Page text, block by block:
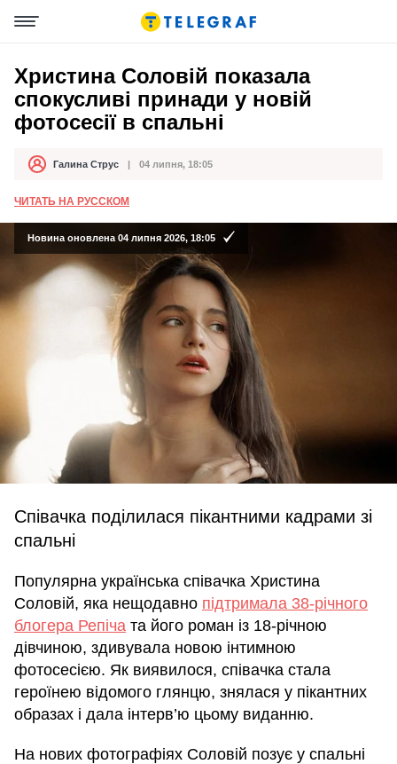
Христина Соловій показала
спокусливі принади у новій
фотосесії в спальні
АвторГалина Струс
Дата публікації 04 липня, 18:05
ЧИТАТЬ НА РУССКОМ
Новина оновлена 04 липня 2026, 18:05
Співачка поділилася пікантними кадрами зі
спальні
Популярна українська співачка Христина
Соловій, яка нещодавно підтримала 38-річного
блогера Репіча та його роман із 18-річною
дівчиною, здивувала новою інтимною
фотосесією. Як виявилося, співачка стала
героїнею відомого глянцю, знялася у пікантних
образах і дала інтерв’ю цьому виданню.
На нових фотографіях Соловій позує у спальні